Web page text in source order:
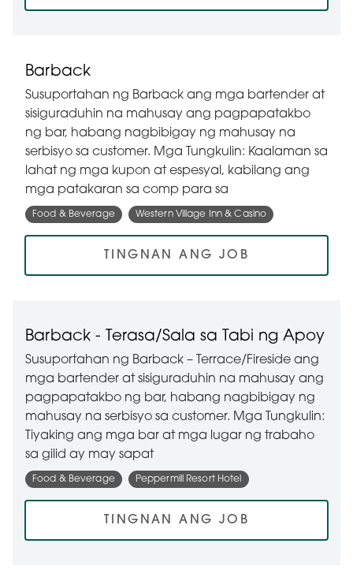
Barback
Susuportahan ng Barback ang mga bartender at
sisiguraduhin na mahusay ang pagpapatakbo
ng bar, habang nagbibigay ng mahusay na
serbisyo sa customer. Mga Tungkulin: Kaalaman sa
lahat ng mga kupon at espesyal, kabilang ang
mga patakaran sa comp para sa
Food & Beverage Western Village Inn & Casino
TINGNAN ANG JOB
Barback - Terasa/Sala sa Tabi ng Apoy
Susuportahan ng Barback – Terrace/Fireside ang
mga bartender at sisiguraduhin na mahusay ang
pagpapatakbo ng bar, habang nagbibigay ng
mahusay na serbisyo sa customer. Mga Tungkulin:
Tiyaking ang mga bar at mga lugar ng trabaho
sa gilid ay may sapat
Food & Beverage Peppermill Resort Hotel
TINGNAN ANG JOB